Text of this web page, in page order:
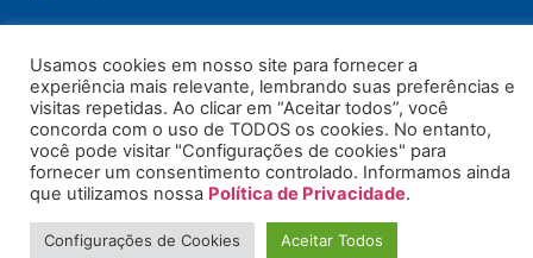
© 2026. Todos os Direitos Reservados.
Usamos cookies em nosso site para fornecer a
experiência mais relevante, lembrando suas preferências e
visitas repetidas. Ao clicar em “Aceitar todos”, você
concorda com o uso de TODOS os cookies. No entanto,
você pode visitar "Configurações de cookies" para
fornecer um consentimento controlado. Informamos ainda
que utilizamos nossa Política de Privacidade.
Configurações de Cookies Aceitar Todos